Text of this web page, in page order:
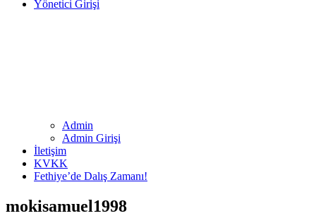
Yönetici Girişi
Admin
Admin Girişi
İletişim
KVKK
Fethiye’de Dalış Zamanı!
mokisamuel1998